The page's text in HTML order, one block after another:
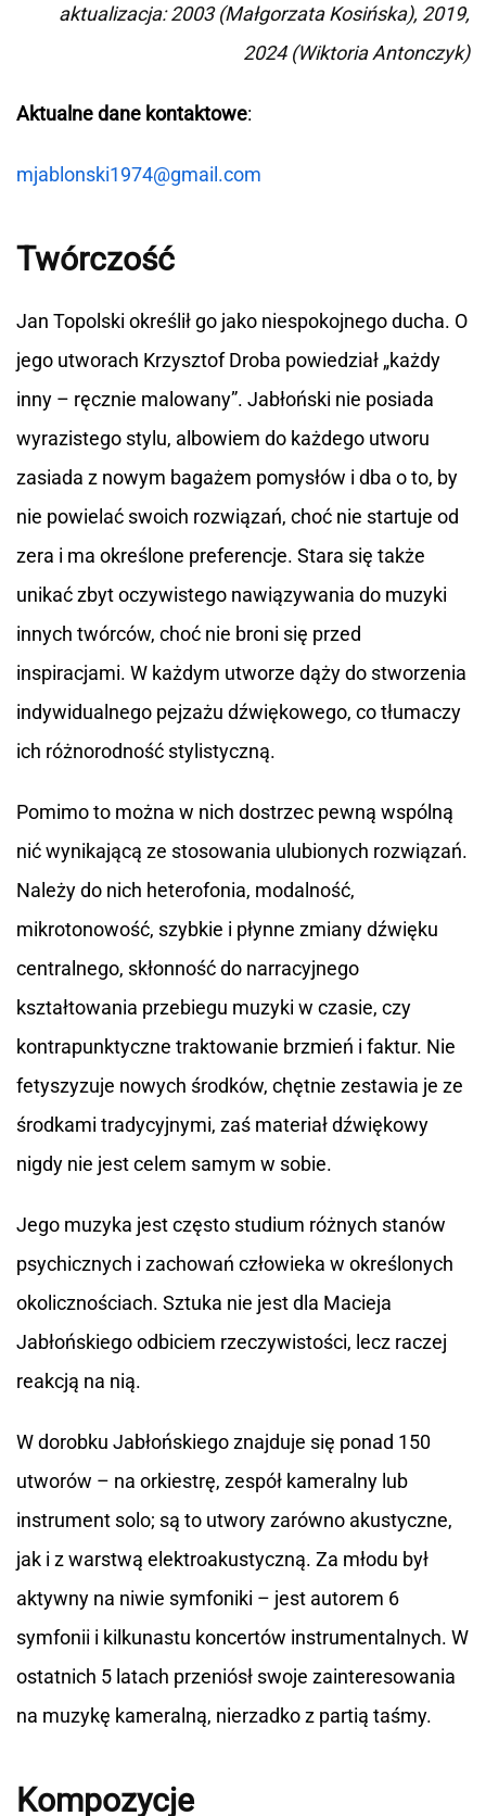
aktualizacja: 2003 (Małgorzata Kosińska), 2019,
2024 (Wiktoria Antonczyk)
Aktualne dane kontaktowe:
mjablonski1974@gmail.com
Twórczość
Jan Topolski określił go jako niespokojnego ducha. O
jego utworach Krzysztof Droba powiedział „każdy
inny – ręcznie malowany”. Jabłoński nie posiada
wyrazistego stylu, albowiem do każdego utworu
zasiada z nowym bagażem pomysłów i dba o to, by
nie powielać swoich rozwiązań, choć nie startuje od
zera i ma określone preferencje. Stara się także
unikać zbyt oczywistego nawiązywania do muzyki
innych twórców, choć nie broni się przed
inspiracjami. W każdym utworze dąży do stworzenia
indywidualnego pejzażu dźwiękowego, co tłumaczy
ich różnorodność stylistyczną.
Pomimo to można w nich dostrzec pewną wspólną
nić wynikającą ze stosowania ulubionych rozwiązań.
Należy do nich heterofonia, modalność,
mikrotonowość, szybkie i płynne zmiany dźwięku
centralnego, skłonność do narracyjnego
kształtowania przebiegu muzyki w czasie, czy
kontrapunktyczne traktowanie brzmień i faktur. Nie
fetyszyzuje nowych środków, chętnie zestawia je ze
środkami tradycyjnymi, zaś materiał dźwiękowy
nigdy nie jest celem samym w sobie.
Jego muzyka jest często studium różnych stanów
psychicznych i zachowań człowieka w określonych
okolicznościach. Sztuka nie jest dla Macieja
Jabłońskiego odbiciem rzeczywistości, lecz raczej
reakcją na nią.
W dorobku Jabłońskiego znajduje się ponad 150
utworów – na orkiestrę, zespół kameralny lub
instrument solo; są to utwory zarówno akustyczne,
jak i z warstwą elektroakustyczną. Za młodu był
aktywny na niwie symfoniki – jest autorem 6
symfonii i kilkunastu koncertów instrumentalnych. W
ostatnich 5 latach przeniósł swoje zainteresowania
na muzykę kameralną, nierzadko z partią taśmy.
Kompozycje